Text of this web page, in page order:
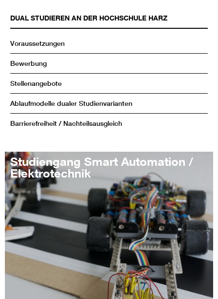
DUAL STUDIEREN AN DER HOCHSCHULE HARZ
Voraussetzungen
Bewerbung
Stellenangebote
Ablaufmodelle dualer Studienvarianten
Barrierefreiheit / Nachteilsausgleich
Studiengang Smart Automation /
Elektrotechnik